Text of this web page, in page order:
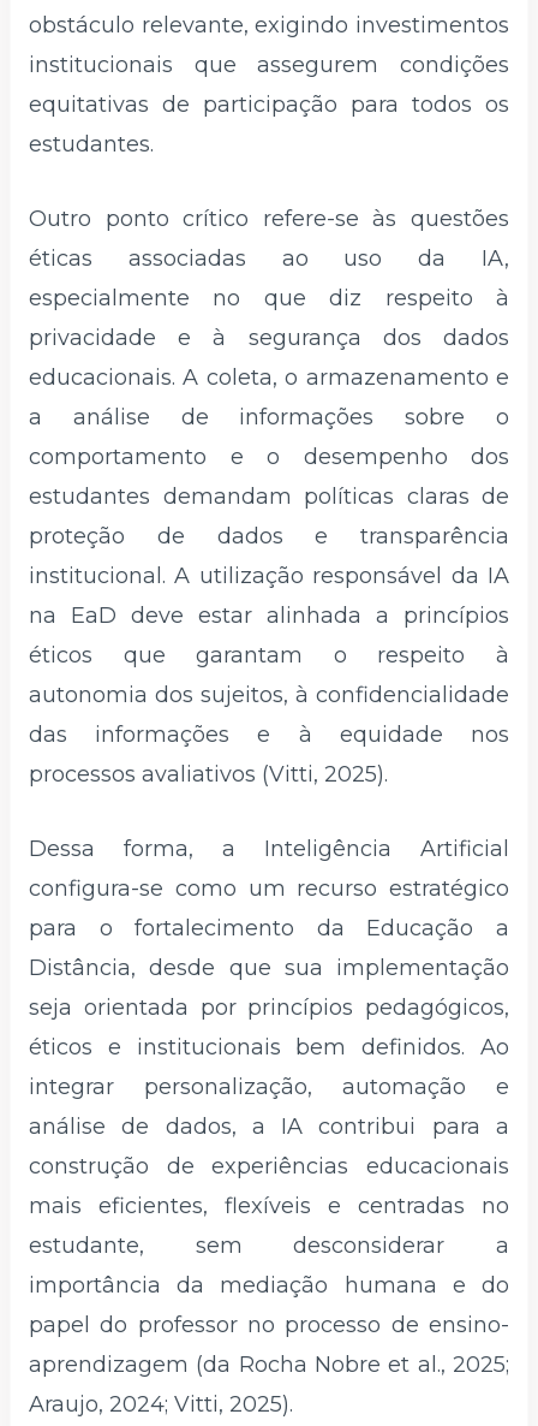
obstáculo relevante, exigindo investimentos
institucionais que assegurem condições
equitativas de participação para todos os
estudantes.
Outro ponto crítico refere-se às questões
éticas associadas ao uso da IA,
especialmente no que diz respeito à
privacidade e à segurança dos dados
educacionais. A coleta, o armazenamento e
a análise de informações sobre o
comportamento e o desempenho dos
estudantes demandam políticas claras de
proteção de dados e transparência
institucional. A utilização responsável da IA
na EaD deve estar alinhada a princípios
éticos que garantam o respeito à
autonomia dos sujeitos, à confidencialidade
das informações e à equidade nos
processos avaliativos (Vitti, 2025).
Dessa forma, a Inteligência Artificial
configura-se como um recurso estratégico
para o fortalecimento da Educação a
Distância, desde que sua implementação
seja orientada por princípios pedagógicos,
éticos e institucionais bem definidos. Ao
integrar personalização, automação e
análise de dados, a IA contribui para a
construção de experiências educacionais
mais eficientes, flexíveis e centradas no
estudante, sem desconsiderar a
importância da mediação humana e do
papel do professor no processo de ensino-
aprendizagem (da Rocha Nobre et al., 2025;
Araujo, 2024; Vitti, 2025).